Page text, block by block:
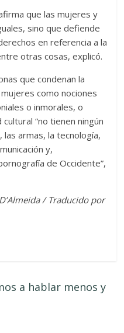
que las mujeres y
sino que defiende
en referencia a la
otras cosas, explicó.
que condenan la
como nociones
o inmorales, o
cultural “no tienen ningún
armas, la tecnología,
y,
de Occidente”,
/ Traducido por
a hablar menos y